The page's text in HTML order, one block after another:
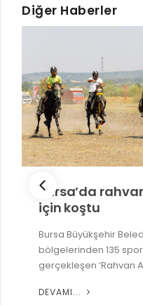
Diğer Haberler
Bursa’da
için koştu
Bursa Büyükşehir
bölgelerinden 135
gerçekleşen ‘Rahvan
DEVAMI...